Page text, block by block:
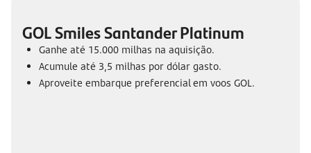
GOL Smiles Santander Platinum
Ganhe até 15.000 milhas na aquisição.
Acumule até 3,5 milhas por dólar gasto.
Aproveite embarque preferencial em voos GOL.